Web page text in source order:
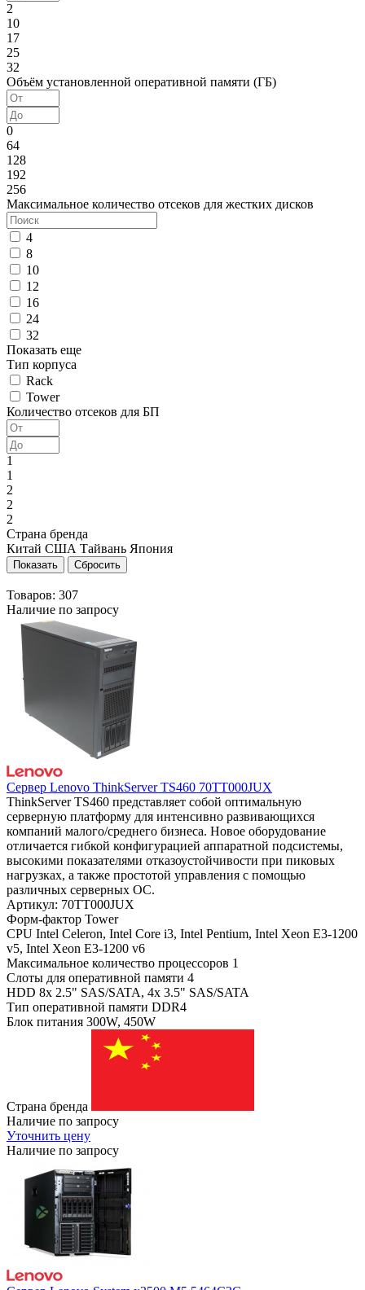
2
10
17
25
32
Объём установленной оперативной памяти (ГБ)
0
64
128
192
256
Максимальное количество отсеков для жестких дисков
4
8
10
12
16
24
32
Показать еще
Тип корпуса
Rack
Tower
Количество отсеков для БП
1
1
2
2
2
Страна бренда
Китай США Тайвань Япония
Товаров: 307
Наличие по запросу
Сервер Lenovo ThinkServer TS460 70TT000JUX
ThinkServer TS460 представляет собой оптимальную
серверную платформу для интенсивно развивающихся
компаний малого/среднего бизнеса. Новое оборудование
отличается гибкой конфигурацией аппаратной подсистемы,
высокими показателями отказоустойчивости при пиковых
нагрузках, а также простотой управления с помощью
различных серверных ОС.
Артикул: 70TT000JUX
Форм-фактор Tower
CPU Intel Celeron, Intel Core i3, Intel Pentium, Intel Xeon E3-1200
v5, Intel Xeon E3-1200 v6
Максимальное количество процессоров 1
Слоты для оперативной памяти 4
HDD 8x 2.5" SAS/SATA, 4x 3.5" SAS/SATA
Тип оперативной памяти DDR4
Блок питания 300W, 450W
Страна бренда
Наличие по запросу
Уточнить цену
Наличие по запросу